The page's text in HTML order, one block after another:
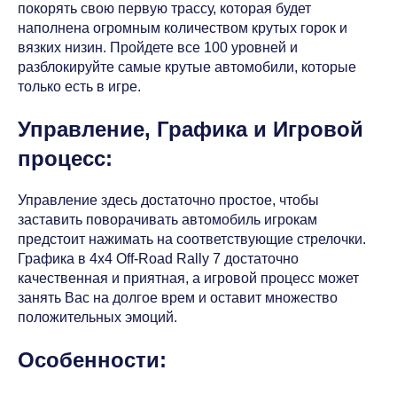
покорять свою первую трассу, которая будет
наполнена огромным количеством крутых горок и
вязких низин. Пройдете все 100 уровней и
разблокируйте самые крутые автомобили, которые
только есть в игре.
Управление, Графика и Игровой
процесс:
Управление здесь достаточно простое, чтобы
заставить поворачивать автомобиль игрокам
предстоит нажимать на соответствующие стрелочки.
Графика в 4x4 Off-Road Rally 7 достаточно
качественная и приятная, а игровой процесс может
занять Вас на долгое врем и оставит множество
положительных эмоций.
Особенности: